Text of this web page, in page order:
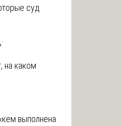
суд
на каком
выполнена